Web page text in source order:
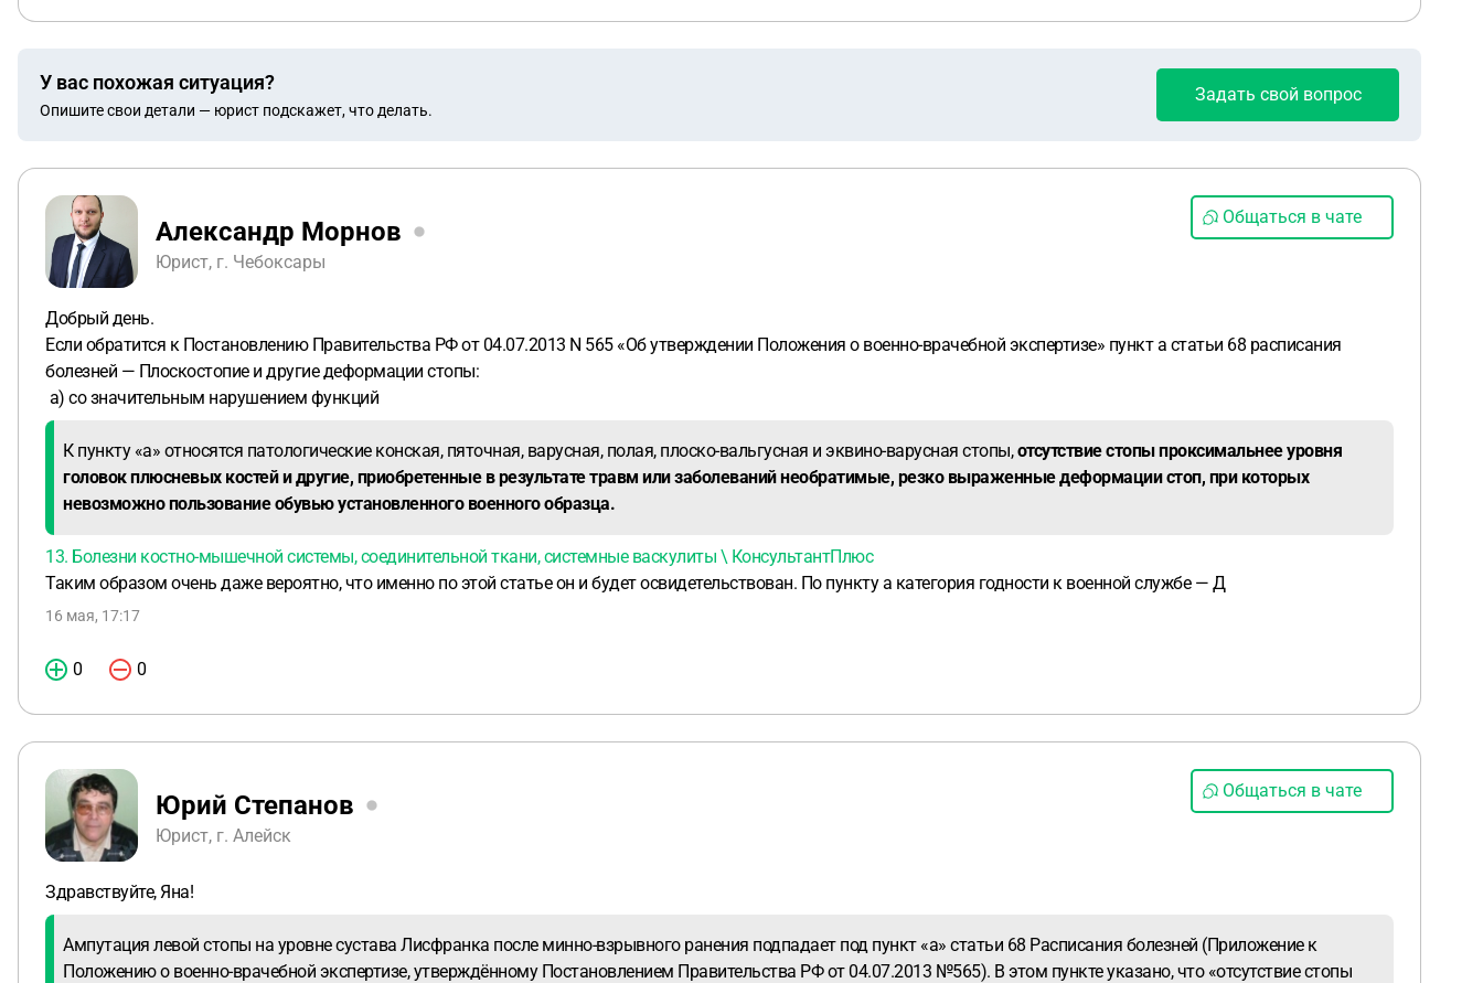
У вас похожая ситуация?
Опишите свои детали — юрист подскажет, что делать.
Задать свой вопрос
Александр Морнов
Юрист, г. Чебоксары
Общаться в чате
Добрый день.
Если обратится к Постановлению Правительства РФ от 04.07.2013 N 565 «Об утверждении Положения о военно-врачебной экспертизе» пункт а статьи 68 расписания
болезней — Плоскостопие и другие деформации стопы:
а) со значительным нарушением функций
К пункту «а» относятся патологические конская, пяточная, варусная, полая, плоско-вальгусная и эквино-варусная стопы,отсутствие стопы проксимальнее уровня
головок плюсневых костей и другие, приобретенные в результате травм или заболеваний необратимые, резко выраженные деформации стоп, при которых
невозможно пользование обувью установленного военного образца.
13. Болезни костно-мышечной системы, соединительной ткани, системные васкулиты \ КонсультантПлюс
Таким образом очень даже вероятно, что именно по этой статье он и будет освидетельствован. По пункту а категория годности к военной службе — Д
16 мая, 17:17
0 0
Юрий Степанов
Юрист, г. Алейск
Общаться в чате
Здравствуйте, Яна!
Ампутация левой стопы на уровне сустава Лисфранка после минно-взрывного ранения подпадает под пункт «а» статьи 68 Расписания болезней (Приложение к
Положению о военно-врачебной экспертизе, утверждённому Постановлением Правительства РФ от 04.07.2013 №565). В этом пункте указано, что «отсутствие стопы